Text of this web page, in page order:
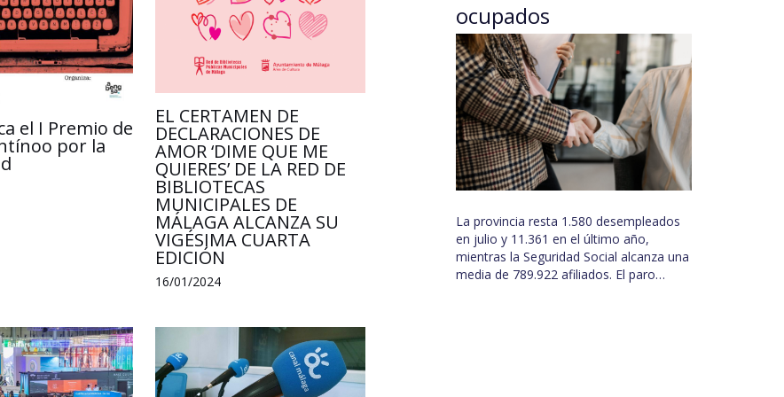
el I Premio de
por la
EL CERTAMEN DE
DECLARACIONES DE
AMOR ‘DIME QUE ME
QUIERES’ DE LA RED DE
BIBLIOTECAS
MUNICIPALES DE
MÁLAGA ALCANZA SU
VIGÉSIMA CUARTA
EDICIÓN
16/01/2024
ocupados
La provincia resta 1.580 desempleados
en julio y 11.361 en el último año,
mientras la Seguridad Social alcanza una
media de 789.922 afiliados. El paro…